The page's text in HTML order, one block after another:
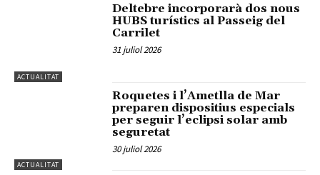
ACTUALITAT
Deltebre incorporarà dos nous
HUBS turístics al Passeig del
Carrilet
31 juliol 2026
ACTUALITAT
Roquetes i l’Ametlla de Mar
preparen dispositius especials
per seguir l’eclipsi solar amb
seguretat
30 juliol 2026